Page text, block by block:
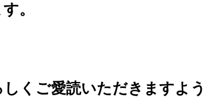
。
くご愛読いただきますよう